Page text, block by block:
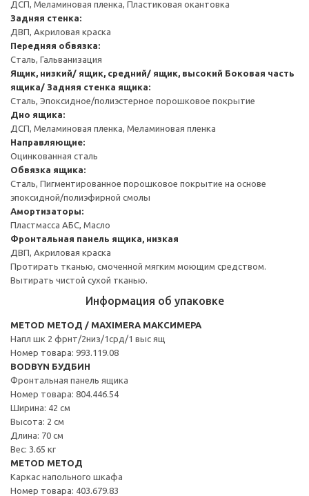
ДСП, Меламиновая пленка, Пластиковая окантовка
Задняя стенка:
ДВП, Акриловая краска
Передняя обвязка:
Сталь, Гальванизация
Ящик, низкий/ ящик, средний/ ящик, высокий Боковая часть
ящика/ Задняя стенка ящика:
Сталь, Эпоксидное/полиэстерное порошковое покрытие
Дно ящика:
ДСП, Меламиновая пленка, Меламиновая пленка
Направляющие:
Оцинкованная сталь
Обвязка ящика:
Сталь, Пигментированное порошковое покрытие на основе
эпоксидной/полиэфирной смолы
Амортизаторы:
Пластмасса АБС, Масло
Фронтальная панель ящика, низкая
ДВП, Акриловая краска
Протирать тканью, смоченной мягким моющим средством.
Вытирать чистой сухой тканью.
Информация об упаковке
METOD МЕТОД / MAXIMERA МАКСИМЕРА
Напл шк 2 фрнт/2низ/1срд/1 выс ящ
Номер товара: 993.119.08
BODBYN БУДБИН
Фронтальная панель ящика
Номер товара: 804.446.54
Ширина: 42 см
Высота: 2 см
Длина: 70 см
Вес: 3.65 кг
METOD МЕТОД
Каркас напольного шкафа
Номер товара: 403.679.83